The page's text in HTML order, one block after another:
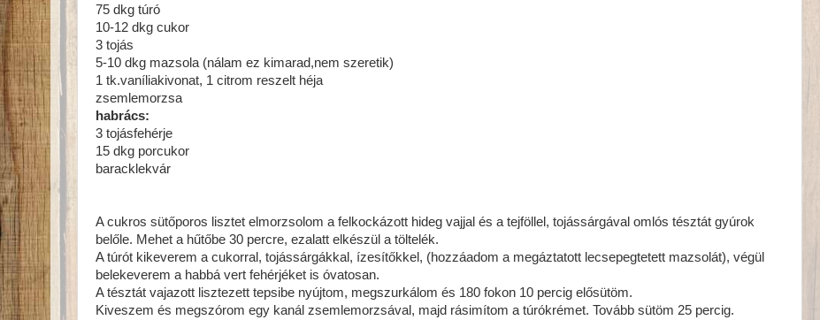
75 dkg túró
10-12 dkg cukor
3 tojás
5-10 dkg mazsola (nálam ez kimarad,nem szeretik)
1 tk.vaníliakivonat, 1 citrom reszelt héja
zsemlemorzsa
habrács:
3 tojásfehérje
15 dkg porcukor
baracklekvár
A cukros sütőporos lisztet elmorzsolom a felkockázott hideg vajjal és a tejföllel, tojássárgával omlós tésztát gyúrok
belőle. Mehet a hűtőbe 30 percre, ezalatt elkészül a töltelék.
A túrót kikeverem a cukorral, tojássárgákkal, ízesítőkkel, (hozzáadom a megáztatott lecsepegtetett mazsolát), végül
belekeverem a habbá vert fehérjéket is óvatosan.
A tésztát vajazott lisztezett tepsibe nyújtom, megszurkálom és 180 fokon 10 percig elősütöm.
Kiveszem és megszórom egy kanál zsemlemorzsával, majd rásimítom a túrókrémet. Tovább sütöm 25 percig.